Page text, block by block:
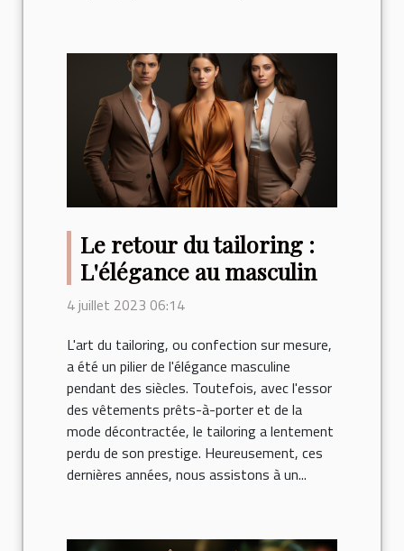
Le retour du tailoring :
L'élégance au masculin
4 juillet 2023 06:14
L'art du tailoring, ou confection sur mesure,
a été un pilier de l'élégance masculine
pendant des siècles. Toutefois, avec l'essor
des vêtements prêts-à-porter et de la
mode décontractée, le tailoring a lentement
perdu de son prestige. Heureusement, ces
dernières années, nous assistons à un...